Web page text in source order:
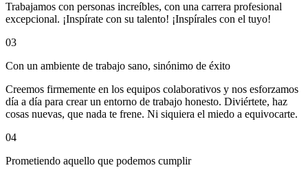
Trabajamos con personas increíbles, con una carrera profesional
excepcional. ¡Inspírate con su talento! ¡Inspírales con el tuyo!
03
Con un ambiente de trabajo sano, sinónimo de éxito
Creemos firmemente en los equipos colaborativos y nos esforzamos
día a día para crear un entorno de trabajo honesto. Diviértete, haz
cosas nuevas, que nada te frene. Ni siquiera el miedo a equivocarte.
04
Prometiendo aquello que podemos cumplir